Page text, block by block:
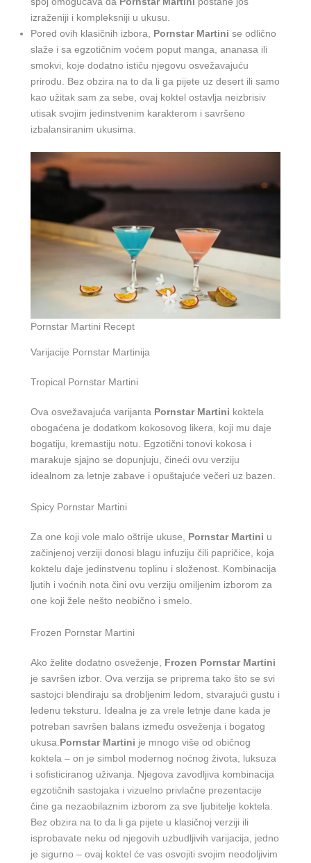
izraženiji i kompleksniji u ukusu.
Pored ovih klasičnih izbora, Pornstar Martini se odlično
slaže i sa egzotičnim voćem poput manga, ananasa ili
smokvi, koje dodatno ističu njegovu osvežavajuću
prirodu. Bez obzira na to da li ga pijete uz desert ili samo
kao užitak sam za sebe, ovaj koktel ostavlja neizbrisiv
utisak svojim jedinstvenim karakterom i savršeno
izbalansiranim ukusima.
Pornstar Martini Recept
Varijacije Pornstar Martinija
Tropical Pornstar Martini
Ova osvežavajuća varijanta Pornstar Martini koktela
obogaćena je dodatkom kokosovog likera, koji mu daje
bogatiju, kremastiju notu. Egzotični tonovi kokosa i
marakuje sjajno se dopunjuju, čineći ovu verziju
idealnom za letnje zabave i opuštajuće večeri uz bazen.
Spicy Pornstar Martini
Za one koji vole malo oštrije ukuse, Pornstar Martini u
začinjenoj verziji donosi blagu infuziju čili papričice, koja
koktelu daje jedinstvenu toplinu i složenost. Kombinacija
ljutih i voćnih nota čini ovu verziju omiljenim izborom za
one koji žele nešto neobično i smelo.
Frozen Pornstar Martini
Ako želite dodatno osveženje, Frozen Pornstar Martini
je savršen izbor. Ova verzija se priprema tako što se svi
sastojci blendiraju sa drobljenim ledom, stvarajući gustu i
ledenu teksturu. Idealna je za vrele letnje dane kada je
potreban savršen balans između osveženja i bogatog
ukusa. Pornstar Martini je mnogo više od običnog
koktela – on je simbol modernog noćnog života, luksuza
i sofisticiranog uživanja. Njegova zavodljiva kombinacija
egzotičnih sastojaka i vizuelno privlačne prezentacije
čine ga nezaobilaznim izborom za sve ljubitelje koktela.
Bez obzira na to da li ga pijete u klasičnoj verziji ili
isprobavate neku od njegovih uzbudljivih varijacija, jedno
je sigurno – ovaj koktel će vas osvojiti svojim neodoljivim